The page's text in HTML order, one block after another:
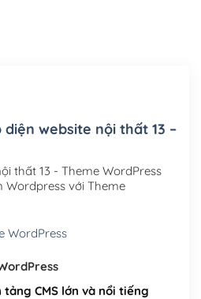
.net .org (1 năm)
(+300,000₫)
(1 năm)
năm)(+450,000₫)
năm)
năm) (+950,000₫)
website nội thất 13 –
thất 13 - Theme WordPress
với Theme
WordPress
CMS lớn và nổi tiếng